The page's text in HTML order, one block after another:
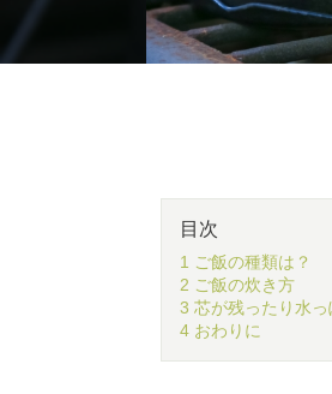
目次
1 ご飯の種類は？
2 ご飯の炊き方
3 芯が残ったり水
4 おわりに